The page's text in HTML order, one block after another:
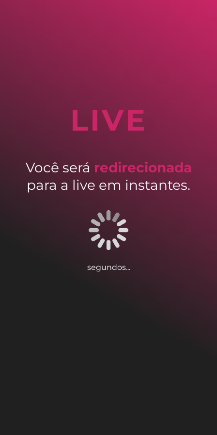
LIVE
Você será redirecionada
para a live em instantes.
segundos...